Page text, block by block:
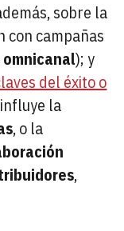
sobre la
con campañas
); y
del éxito o
la
, o la
,